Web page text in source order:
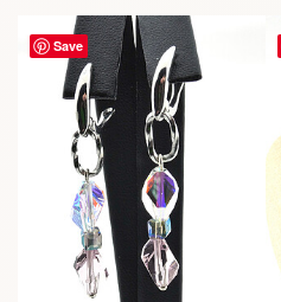
Save